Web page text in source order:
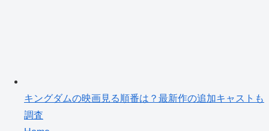
キングダムの映画見る順番は？最新作の追加キャストも
調査